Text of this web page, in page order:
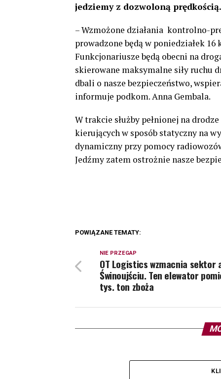
jedziemy z dozwoloną prędkością.
– Wzmożone działania kontrolno-
prowadzone będą w poniedziałek
Funkcjonariusze będą obecni na
skierowane maksymalne siły ruchu
dbali o nasze bezpieczeństwo,
informuje podkom. Anna Gembala.
W trakcie służby pełnionej na
kierujących w sposób statyczny na
dynamiczny przy pomocy
Jedźmy zatem ostrożnie nasze
POWIĄZANE TEMATY:
NIE PRZEGAP
OT Logistics wzmacnia sektor
Świnoujściu. Ten elewator
tys. ton zboża